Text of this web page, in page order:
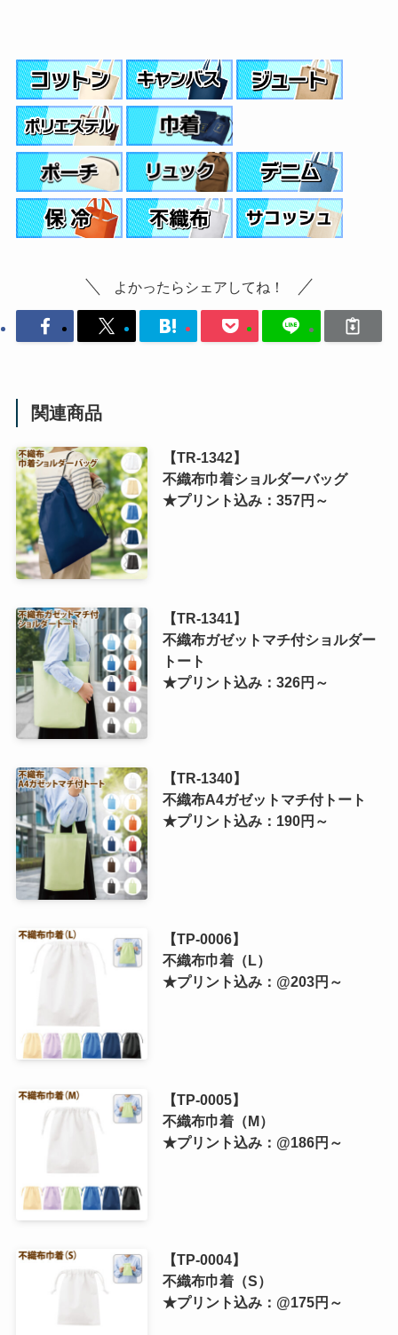
よかったらシェアしてね！
関連商品
【TR-1342】
不織布巾着ショルダーバッグ
★プリント込み：357円～
【TR-1341】
不織布ガゼットマチ付ショルダー
トート
★プリント込み：326円～
【TR-1340】
不織布A4ガゼットマチ付トート
★プリント込み：190円～
【TP-0006】
不織布巾着（L）
★プリント込み：@203円～
【TP-0005】
不織布巾着（M）
★プリント込み：@186円～
【TP-0004】
不織布巾着（S）
★プリント込み：@175円～